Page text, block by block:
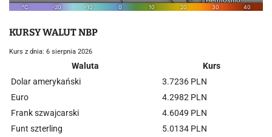
KURSY WALUT NBP
Kurs z dnia: 6 sierpnia 2026
Waluta
Kurs
Dolar amerykański
3.7236 PLN
Euro
4.2982 PLN
Frank szwajcarski
4.6049 PLN
Funt szterling
5.0134 PLN